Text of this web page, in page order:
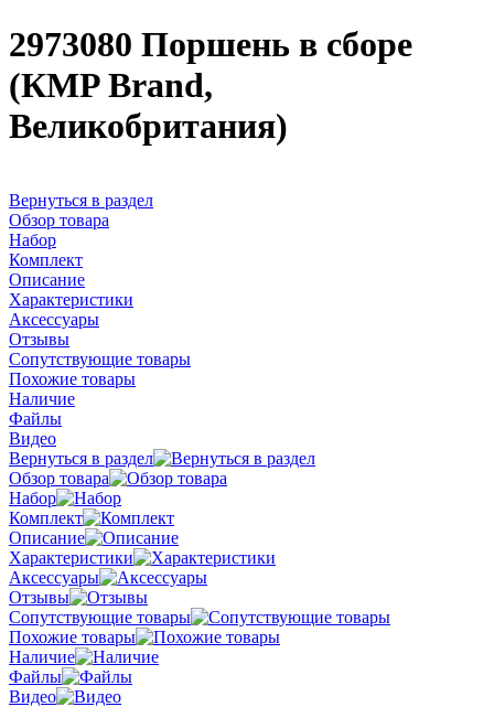
2973080 Поршень в сборе
(КMP Brand,
Великобритания)
Вернуться в раздел
Обзор товара
Набор
Комплект
Описание
Характеристики
Аксессуары
Отзывы
Сопутствующие товары
Похожие товары
Наличие
Файлы
Видео
Вернуться в раздел
Обзор товара
Набор
Комплект
Описание
Характеристики
Аксессуары
Отзывы
Сопутствующие товары
Похожие товары
Наличие
Файлы
Видео